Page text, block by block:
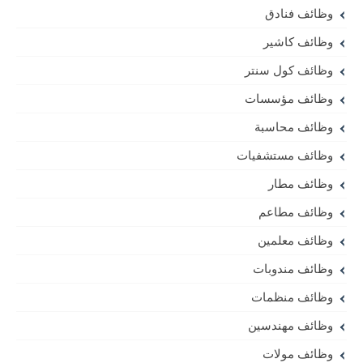
وظائف فنادق
وظائف كاشير
وظائف كول سنتر
وظائف مؤسسات
وظائف محاسبة
وظائف مستشفيات
وظائف مطار
وظائف مطاعم
وظائف معلمين
وظائف مندوبات
وظائف منظمات
وظائف مهندسين
وظائف مولات